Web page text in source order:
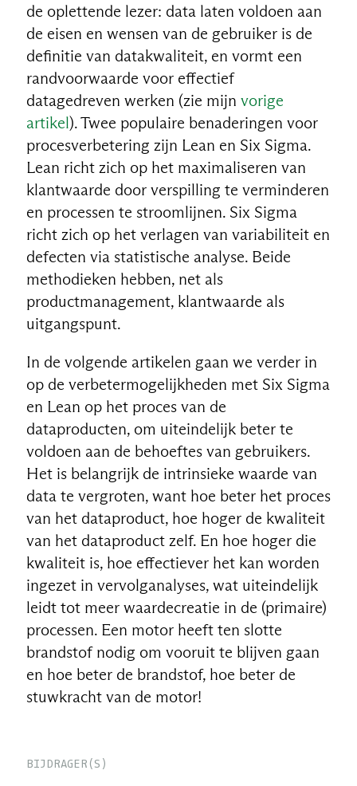
de oplettende lezer: data laten voldoen aan
de eisen en wensen van de gebruiker is de
definitie van datakwaliteit, en vormt een
randvoorwaarde voor effectief
datagedreven werken (zie mijn vorige
artikel). Twee populaire benaderingen voor
procesverbetering zijn Lean en Six Sigma.
Lean richt zich op het maximaliseren van
klantwaarde door verspilling te verminderen
en processen te stroomlijnen. Six Sigma
richt zich op het verlagen van variabiliteit en
defecten via statistische analyse. Beide
methodieken hebben, net als
productmanagement, klantwaarde als
uitgangspunt.
In de volgende artikelen gaan we verder in
op de verbetermogelijkheden met Six Sigma
en Lean op het proces van de
dataproducten, om uiteindelijk beter te
voldoen aan de behoeftes van gebruikers.
Het is belangrijk de intrinsieke waarde van
data te vergroten, want hoe beter het proces
van het dataproduct, hoe hoger de kwaliteit
van het dataproduct zelf. En hoe hoger die
kwaliteit is, hoe effectiever het kan worden
ingezet in vervolganalyses, wat uiteindelijk
leidt tot meer waardecreatie in de (primaire)
processen. Een motor heeft ten slotte
brandstof nodig om vooruit te blijven gaan
en hoe beter de brandstof, hoe beter de
stuwkracht van de motor!
BIJDRAGER(S)